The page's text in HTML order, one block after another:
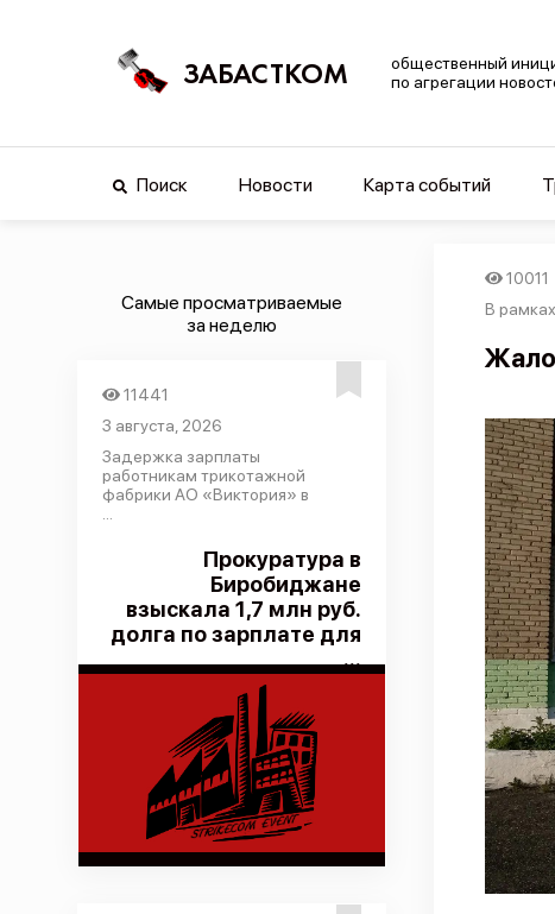
ЗАБАСТКОМ
общественный
по агрегации
Поиск Новости Карта событий
Самые просматриваемые
за неделю
11441
3 августа, 2026
Задержка зарплаты
работникам трикотажной
фабрики АО «Виктория» в
Прокуратура в
Биробиджане
взыскала 1,7 млн руб.
долга по зарплате для
...
10011
В